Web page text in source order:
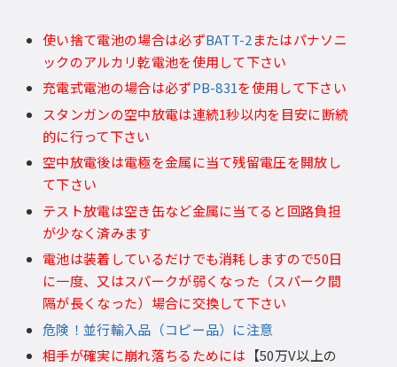
使い捨て電池の場合は必ずBATT-2 またはパナソニ
ックのアルカリ乾電池を使用して下さい
充電式電池の場合は必ずPB-831を使用して下さい
スタンガンの空中放電は連続1秒以内を目安に断続
的に行って下さい
空中放電後は電極を金属に当て残留電圧を開放し
て下さい
テスト放電は空き缶など金属に当てると回路負担
が少なく済みます
電池は装着しているだけでも消耗しますので50日
に一度、又はスパークが弱くなった（スパーク間
隔が長くなった）場合に交換して下さい
危険！並行輸入品（コピー品）に注意
相手が確実に崩れ落ちるためには 【50万V以上の